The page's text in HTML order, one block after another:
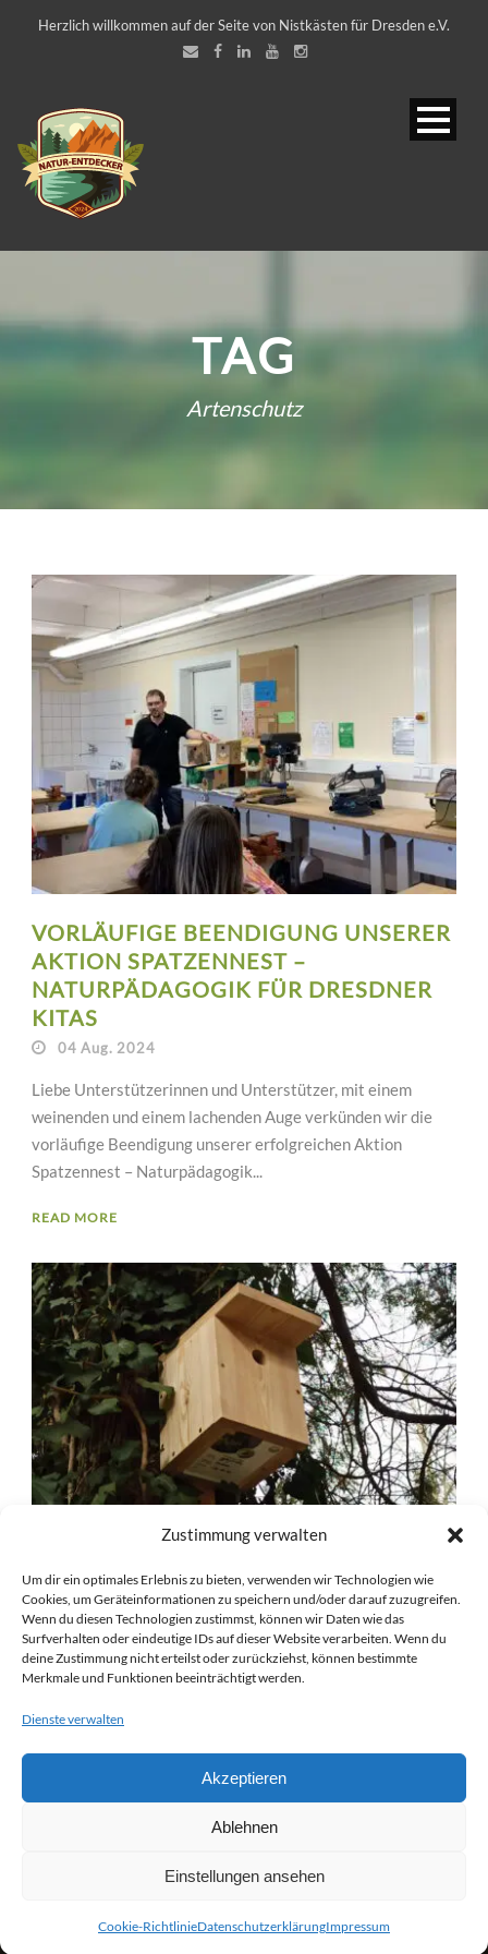
Zustimmung verwalten
Um dir ein optimales Erlebnis zu bieten, verwenden wir Technologien wie
Cookies, um Geräteinformationen zu speichern und/oder darauf zuzugreifen.
Wenn du diesen Technologien zustimmst, können wir Daten wie das
Surfverhalten oder eindeutige IDs auf dieser Website verarbeiten. Wenn du
deine Zustimmung nicht erteilst oder zurückziehst, können bestimmte
Merkmale und Funktionen beeinträchtigt werden.
Dienste verwalten
Akzeptieren
Ablehnen
Einstellungen ansehen
Cookie-RichtlinieDatenschutzerklärungImpressum
Herzlich willkommen auf der Seite von Nistkästen für Dresden e.V.
TAG
Artenschutz
VORLÄUFIGE BEENDIGUNG UNSERER
AKTION SPATZENNEST –
NATURPÄDAGOGIK FÜR DRESDNER
KITAS
04 Aug. 2024
Liebe Unterstützerinnen und Unterstützer, mit einem
weinenden und einem lachenden Auge verkünden wir die
vorläufige Beendigung unserer erfolgreichen Aktion
Spatzennest – Naturpädagogik...
READ MORE
DER HERBST: DER BESTE ZEITPUNKT
FÜR DAS AUFHÄNGEN NEUER
NISTKÄSTEN
den Erhalt unserer einheimischen Vogelarten. Sie bieten
Vögeln einen sicheren Ort zum Brüten und schützen...
Copyright 2021 - 2024 Nistkästen für Dresden e. V.